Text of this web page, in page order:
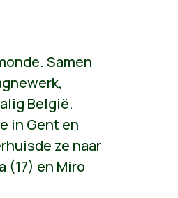
Samen
België.
in Gent en
ze naar
(17) en Miro